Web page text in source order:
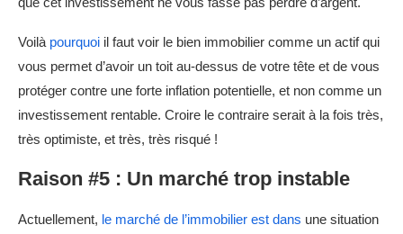
Voilà pourquoi il faut voir le bien immobilier comme un actif qui
vous permet d’avoir un toit au-dessus de votre tête et de vous
protéger contre une forte inflation potentielle, et non comme un
investissement rentable. Croire le contraire serait à la fois très,
très optimiste, et très, très risqué !
Raison #5 : Un marché trop instable
Actuellement, le marché de l’immobilier est dans une situation